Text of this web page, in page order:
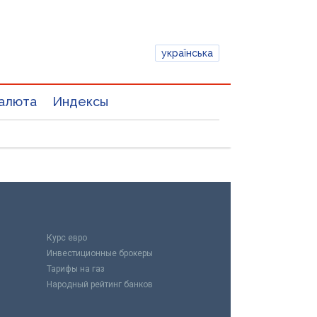
українська
Индексы
Курс евро
Инвестиционные брокеры
Тарифы на газ
Народный рейтинг банков